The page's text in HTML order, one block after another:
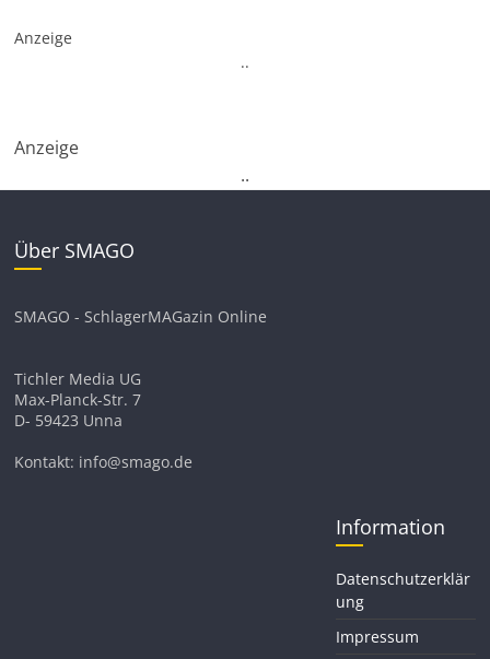
Anzeige
..
Anzeige
..
Über SMAGO
SMAGO - SchlagerMAGazin Online
Tichler Media UG
Max-Planck-Str. 7
D- 59423 Unna
Kontakt: info@smago.de
Information
Datenschutzerklär
ung
Impressum